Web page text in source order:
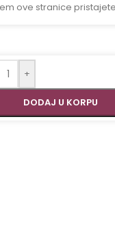
ove stranice
+
DODAJ U KORPU